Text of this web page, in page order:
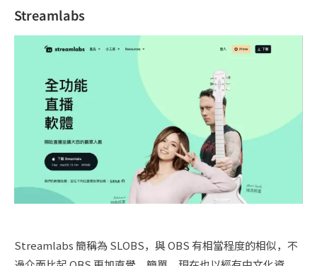
Streamlabs
Streamlabs 簡稱為 SLOBS，與 OBS 有相當程度的相似，不